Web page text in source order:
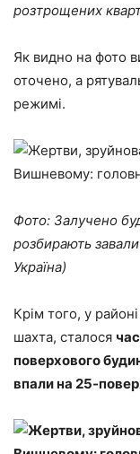
розтрощених
Як видно на фото
оточено, а
режимі.
Фото: Залучено
розбирають
Україна)
Крім того, у
шахта, сталося
поверхового
впали на 25-